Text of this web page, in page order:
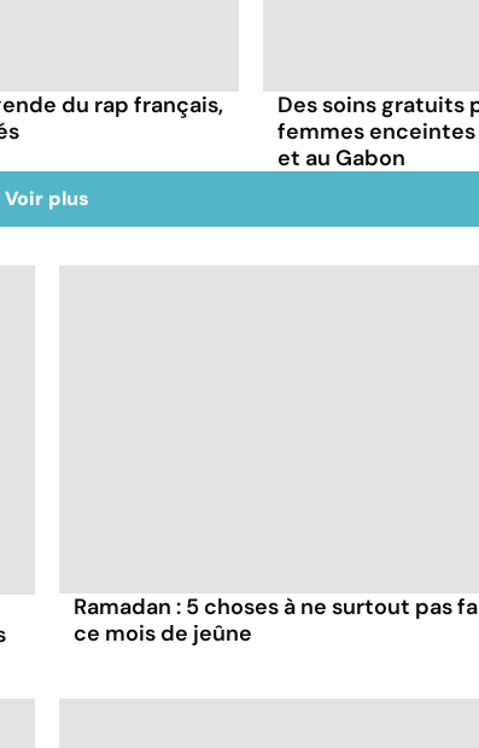
du rap français,
Des soins gratuits
femmes enceintes
et au Gabon
Voir plus
Ramadan : 5 choses à ne surtout pas
ce mois de jeûne